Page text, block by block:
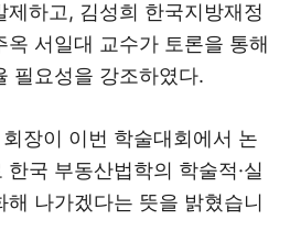
제하고, 김성희 한국지방재정
옥 서일대 교수가 토론을 통해
필요성을 강조하였다.
장이 이번 학술대회에서 논
국 부동산법학의 학술적·실
나가겠다는 뜻을 밝혔습니